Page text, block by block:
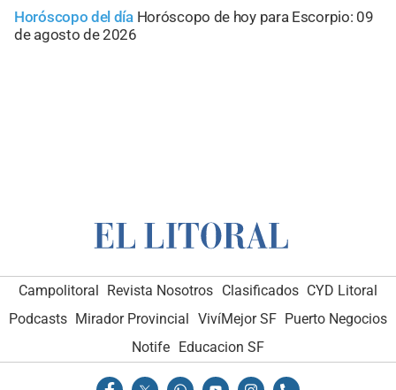
Horóscopo del día Horóscopo de hoy para Escorpio: 09
de agosto de 2026
Campolitoral Revista Nosotros Clasificados CYD Litoral
Podcasts Mirador Provincial VivíMejor SF Puerto Negocios
Notife Educacion SF